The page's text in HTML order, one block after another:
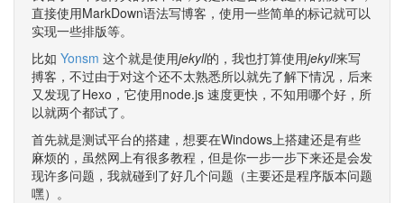
直接使用MarkDown语法写博客，使用一些简单的标记就可以
实现一些排版等。
比如 Yonsm 这个就是使用jekyll的，我也打算使用jekyll来写
搏客，不过由于对这个还不太熟悉所以就先了解下情况，后来
又发现了Hexo，它使用node.js 速度更快，不知用哪个好，所
以就两个都试了。
首先就是测试平台的搭建，想要在Windows上搭建还是有些
麻烦的，虽然网上有很多教程，但是你一步一步下来还是会发
现许多问题，我就碰到了好几个问题（主要还是程序版本问题
嘿）。